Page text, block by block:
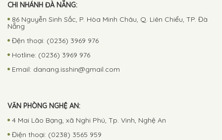
CHI NHÁNH ĐÀ NẴNG:
86 Nguyễn Sinh Sắc, P. Hòa Minh Châu, Q. Liên Chiểu, TP. Đà
Nẵng
Đện thoại: (0236) 3969 976
Hotline: (0236) 3969 976
Email: danang.isshin@gmail.com
VĂN PHÒNG NGHỆ AN:
4 Mai Lão Bạng, xã Nghi Phú, Tp. Vinh, Nghệ An
Điện thoại: (0238) 3565 959